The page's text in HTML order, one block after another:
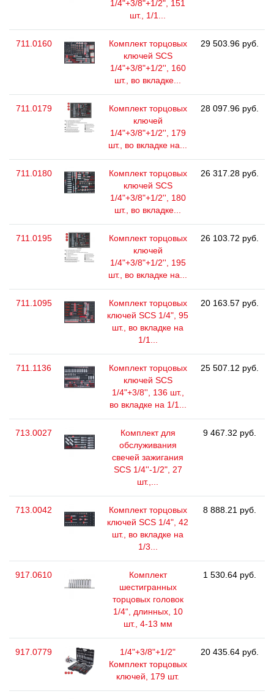
1/4"+3/8"+1/2", 151
шт., 1/1...
711.0160
Комплект торцовых
ключей SCS
1/4"+3/8"+1/2'', 160
шт., во вкладке...
29 503.96 руб.
711.0179
Комплект торцовых
ключей
1/4"+3/8"+1/2'', 179
шт., во вкладке на...
28 097.96 руб.
711.0180
Комплект торцовых
ключей SCS
1/4"+3/8"+1/2'', 180
шт., во вкладке...
26 317.28 руб.
711.0195
Комплект торцовых
ключей
1/4"+3/8"+1/2'', 195
шт., во вкладке на...
26 103.72 руб.
711.1095
Комплект торцовых
ключей SCS 1/4", 95
шт., во вкладке на
1/1...
20 163.57 руб.
711.1136
Комплект торцовых
ключей SCS
1/4"+3/8'', 136 шт.,
во вкладке на 1/1...
25 507.12 руб.
713.0027
Комплект для
обслуживания
свечей зажигания
SCS 1/4''-1/2", 27
шт.,...
9 467.32 руб.
713.0042
Комплект торцовых
ключей SCS 1/4", 42
шт., во вкладке на
1/3...
8 888.21 руб.
917.0610
Комплект
шестигранных
торцовых головок
1/4“, длинных, 10
шт., 4-13 мм
1 530.64 руб.
917.0779
1/4"+3/8"+1/2"
Комплект торцовых
ключей, 179 шт.
20 435.64 руб.